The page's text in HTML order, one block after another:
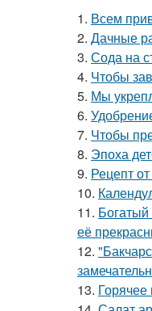
1. Всем
2. Дачные
3. Сода на
4. Чтобы
5. Мы
6.
7. Чтобы
8. Эпоха
9. Рецепт
10.
11.
её
12.
13. Горячее